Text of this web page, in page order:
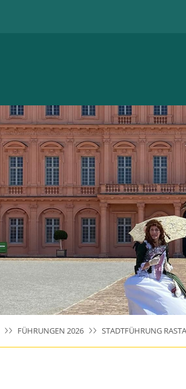
FÜHRUNGEN 2026 STADTFÜHRUNG